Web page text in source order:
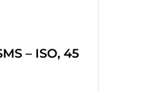
– ISO, 45